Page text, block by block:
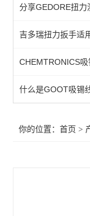
KANETEC高斯计
SIMCO测试仪
日本三丰千分表
MITUTOYO三丰
分享GEDORE扭力
吉多瑞扭力扳手适
CHEMTRONICS
什么是GOOT吸锡
你的位置：首页 >